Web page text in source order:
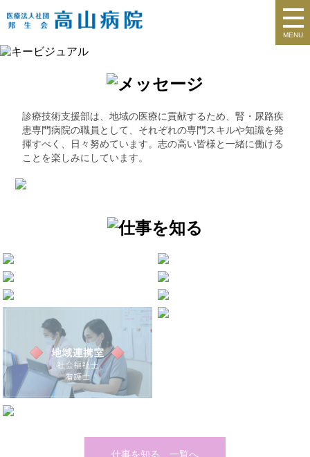
MENU
診療技術支援部は、地域の医療に貢献するため、腎・尿路疾
患専門病院の職員として、それぞれの専門スキルや知識を発
揮すべく、日々努めています。志の高い皆様と一緒に働ける
ことを楽しみにしています。
仕事を知る 一覧へ